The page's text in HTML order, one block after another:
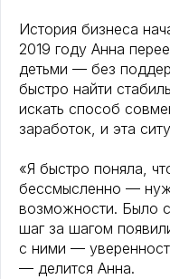
История бизнеса
2019 году Анна
детьми — без
быстро найти
искать способ
заработок, и эта
«Я быстро поняла,
бессмысленно —
возможности. Было
шаг за шагом
с ними —
— делится Анна.